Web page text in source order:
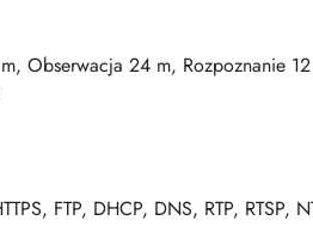
Obserwacja 24 m, Rozpoznanie
FTP, DHCP, DNS, RTP, RTSP,